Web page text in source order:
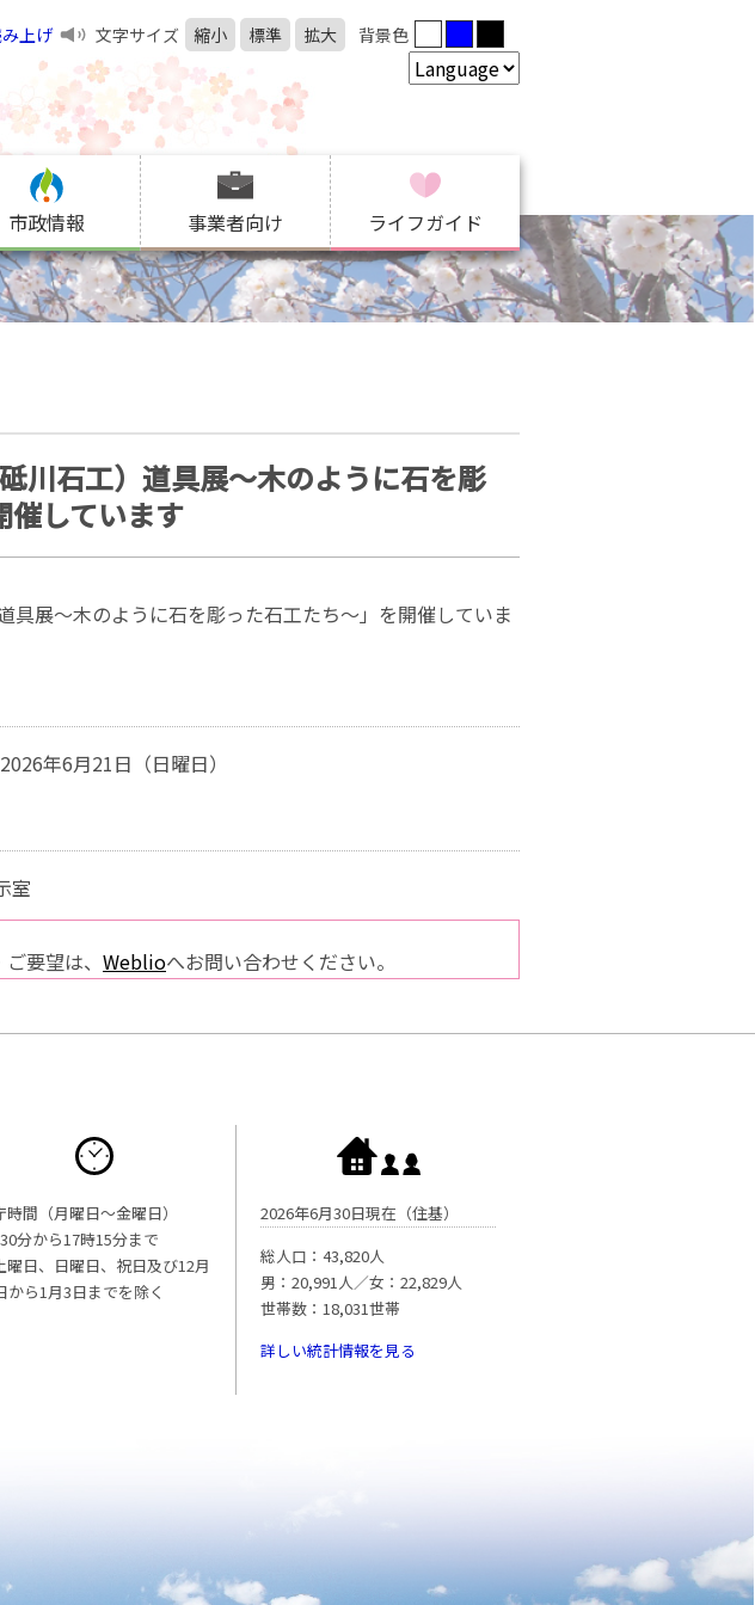
上げ 文字サイズ 縮小 標準 拡大 背景色
市政情報 事業者向け ライフガイド
砥川石工）道具展～木のように石を彫
催しています
具展～木のように石を彫った石工たち～」を開催していま
年6月21日（日曜日）
室
要望は、 Weblioへお問い合わせください。
時間（月曜日〜金曜日）
分から17時15分まで
日、日曜日、祝日及び12月
から1月3日までを除く
2026年6月30日現在（住基）
総人口：43,820人
男：20,991人／女：22,829人
世帯数：18,031世帯
詳しい統計情報を見る